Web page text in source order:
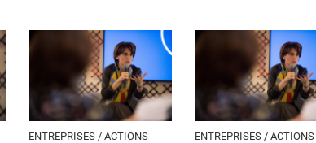
ENTREPRISES / ACTIONS ENTREPRISES / ACTIONS